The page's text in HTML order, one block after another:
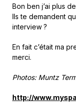
Bon ben j’ai plus
Ils te demandent
interview ?
En fait c’était ma
merci.
Photos: Muntz
http://